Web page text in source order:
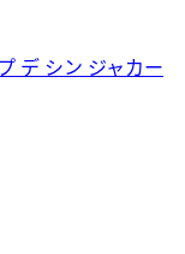
デ シン ジャカー